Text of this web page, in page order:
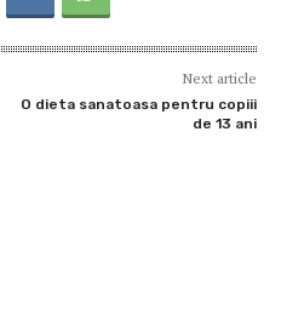
Next article
O dieta sanatoasa pentru copiii
de 13 ani